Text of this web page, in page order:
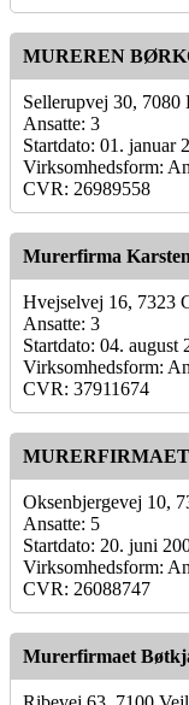
MUREREN
Sellerupvej 30, 7080
Ansatte: 3
Startdato: 01. januar
Virksomhedsform:
CVR: 26989558
Murerfirma
Hvejselvej 16, 7323
Ansatte: 3
Startdato: 04. august
Virksomhedsform:
CVR: 37911674
Oksenbjergevej 10,
Ansatte: 5
Startdato: 20. juni
Virksomhedsform:
CVR: 26088747
Murerfirmaet